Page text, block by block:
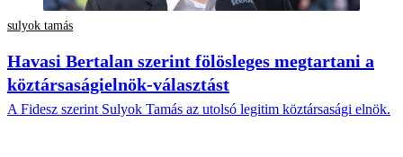
sulyok tamás
Havasi Bertalan szerint fölösleges megtartani a
köztársaságielnök-választást
A Fidesz szerint Sulyok Tamás az utolsó legitim köztársasági elnök.